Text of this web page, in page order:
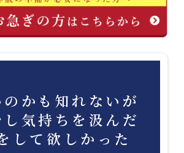
かも知れないが
し気持ちを汲んだ
して欲しかった